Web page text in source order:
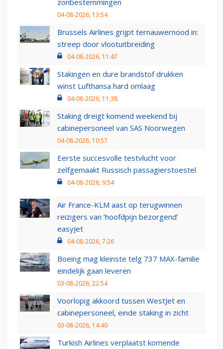
zonbestemmingen
04-08-2026, 13:54
Brussels Airlines grijpt ternauwernood in:
streep door vlootuitbreiding
04-08-2026, 11:47
Stakingen en dure brandstof drukken
winst Lufthansa hard omlaag
04-08-2026, 11:38
Staking dreigt komend weekend bij
cabinepersoneel van SAS Noorwegen
04-08-2026, 10:57
Eerste succesvolle testvlucht voor
zelfgemaakt Russisch passagierstoestel
04-08-2026, 9:54
Air France-KLM aast op terugwinnen
reizigers van ‘hoofdpijn bezorgend’
easyJet
04-08-2026, 7:26
Boeing mag kleinste telg 737 MAX-familie
eindelijk gaan leveren
03-08-2026, 22:54
Voorlopig akkoord tussen WestJet en
cabinepersoneel, einde staking in zicht
03-08-2026, 14:40
Turkish Airlines verplaatst komende